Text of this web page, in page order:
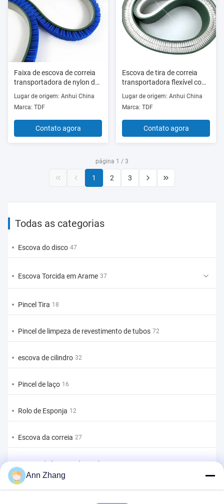
Faixa de escova de correia
transportadora de nylon de
alta resistência para
sistemas de manuseio de
materiais
Lugar de origem: Anhui China
Marca: TDF
Contato agora
Escova de tira de correia
transportadora flexível com
cerdas de nylon e base de
borracha para limpeza
Lugar de origem: Anhui China
Marca: TDF
Contato agora
página 1 / 3
1 2 3
Todas as categorias
Escova do disco 47
Escova Torcida em Arame 37
Pincel Tira 18
Pincel de limpeza de revestimento de tubos 72
escova de cilindro 32
Pincel de laço 16
Rolo de Esponja 12
Escova da correia 27
Escova de limpeza de corda
Escova de varredura 10
Ann Zhang